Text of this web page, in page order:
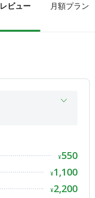
レビュー 月額プラン
¥550
¥1,100
¥2,200